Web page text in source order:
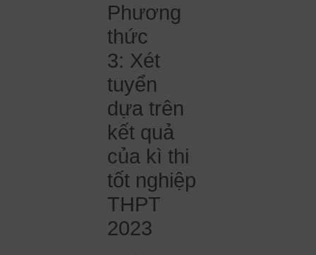
Phương
thức
3: Xét
tuyển
dựa trên
kết quả
của kì thi
tốt nghiệp
THPT
2023